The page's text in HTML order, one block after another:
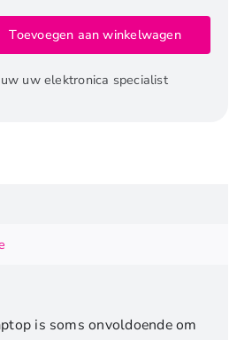
Toevoegen aan winkelwagen
uw elektronica specialist
is soms onvoldoende om